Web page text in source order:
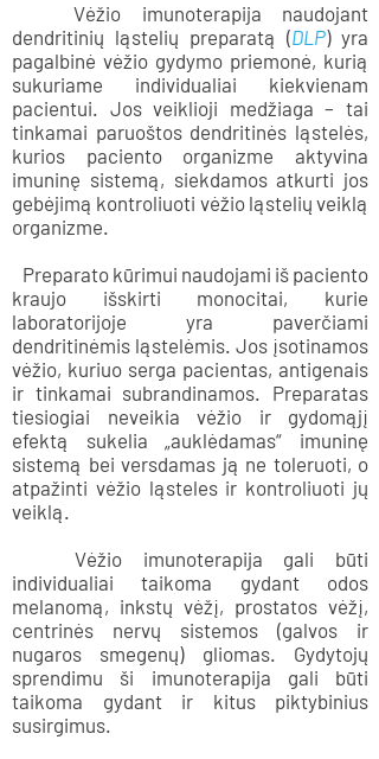
Vėžio imunoterapija naudojant
dendritinių ląstelių preparatą (DLP) yra
pagalbinė vėžio gydymo priemonė, kurią
sukuriame individualiai kiekvienam
pacientui. Jos veiklioji medžiaga – tai
tinkamai paruoštos dendritinės ląstelės,
kurios paciento organizme aktyvina
imuninę sistemą, siekdamos atkurti jos
gebėjimą kontroliuoti vėžio ląstelių veiklą
organizme.
Preparato kūrimui naudojami iš paciento
kraujo išskirti monocitai, kurie
laboratorijoje yra paverčiami
dendritinėmis ląstelėmis. Jos įsotinamos
vėžio, kuriuo serga pacientas, antigenais
ir tinkamai subrandinamos. Preparatas
tiesiogiai neveikia vėžio ir gydomąjį
efektą sukelia „auklėdamas“ imuninę
sistemą bei versdamas ją ne toleruoti, o
atpažinti vėžio ląsteles ir kontroliuoti jų
veiklą.
Vėžio imunoterapija gali būti
individualiai taikoma gydant odos
melanomą, inkstų vėžį, prostatos vėžį,
centrinės nervų sistemos (galvos ir
nugaros smegenų) gliomas. Gydytojų
sprendimu ši imunoterapija gali būti
taikoma gydant ir kitus piktybinius
susirgimus.